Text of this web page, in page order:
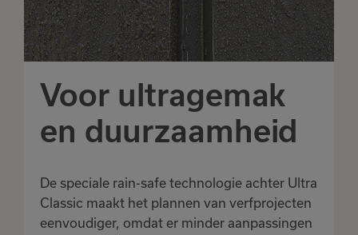
Voor ultragemak
en duurzaamheid
De speciale rain-safe technologie achter Ultra
Classic maakt het plannen van verfprojecten
eenvoudiger, omdat er minder aanpassingen